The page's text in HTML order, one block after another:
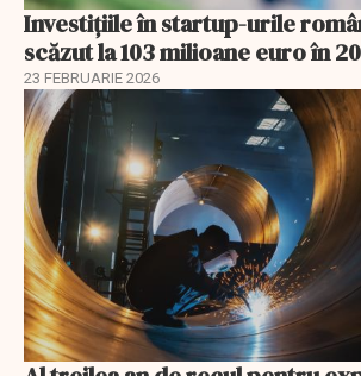
Investiţiile în startup-urile
scăzut la 103 milioane euro în
23 FEBRUARIE 2026